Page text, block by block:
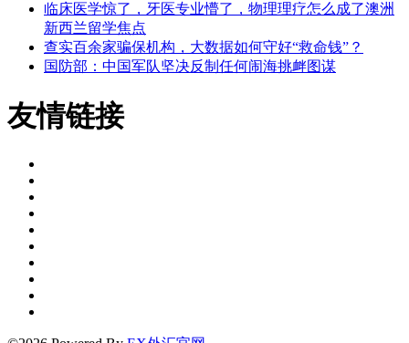
临床医学惊了，牙医专业懵了，物理理疗怎么成了澳洲
新西兰留学焦点
查实百余家骗保机构，大数据如何守好“救命钱”？
国防部：中国军队坚决反制任何闹海挑衅图谋
友情链接